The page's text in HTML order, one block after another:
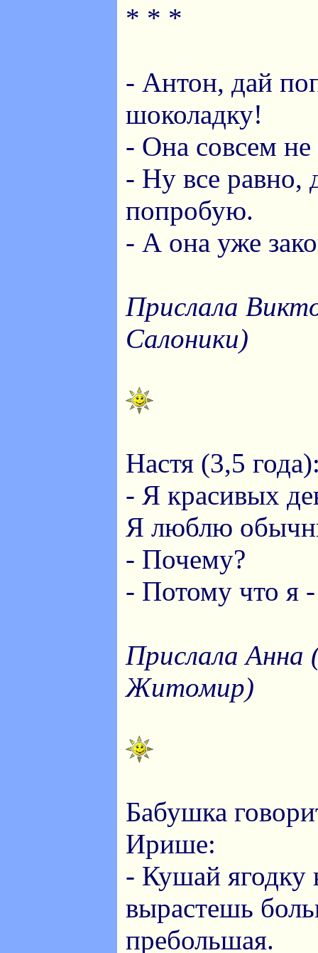
* * *
- Антон, дай
шоколадку!
- Она совсем не
- Ну все равно,
попробую.
- А она уже
Прислала
Салоники)
Настя (3,5
- Я красивых
Я люблю
- Почему?
- Потому что я
Прислала Анна
Житомир)
Бабушка
Ирише:
- Кушай ягодку
вырастешь
пребольшая.